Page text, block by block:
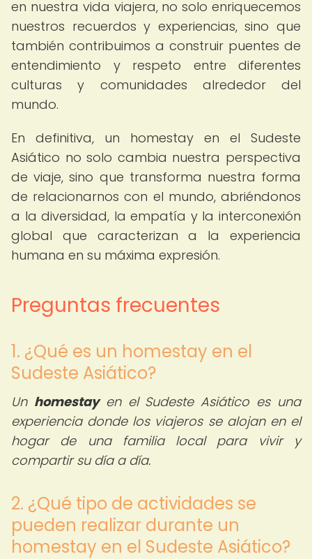
en nuestra vida viajera, no solo enriquecemos
nuestros recuerdos y experiencias, sino que
también contribuimos a construir puentes de
entendimiento y respeto entre diferentes
culturas y comunidades alrededor del
mundo.
En definitiva, un homestay en el Sudeste
Asiático no solo cambia nuestra perspectiva
de viaje, sino que transforma nuestra forma
de relacionarnos con el mundo, abriéndonos
a la diversidad, la empatía y la interconexión
global que caracterizan a la experiencia
humana en su máxima expresión.
Preguntas frecuentes
1. ¿Qué es un homestay en el
Sudeste Asiático?
Un homestayen el Sudeste Asiático es una
experiencia donde los viajeros se alojan en el
hogar de una familia local para vivir y
compartir su día a día.
2. ¿Qué tipo de actividades se
pueden realizar durante un
homestay en el Sudeste Asiático?